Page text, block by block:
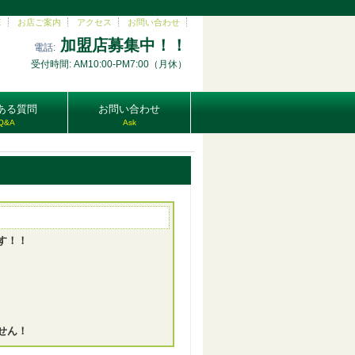
お店ご案内 アクセス お問い合わせ
電話: 加盟店募集中！！
受付時間: AM10:00-PM7:00（月休）
る質問 お問い合わせ
Ask
！！
ん！